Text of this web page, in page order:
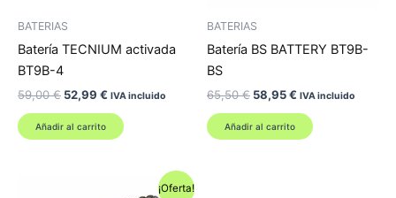
BATERIAS
Batería TECNIUM activada
BT9B-4
59,00€ El
original
era:
52,99 € El
actual
es:
IVA incluido
Añadir al carrito
BATERIAS
Batería BS BATTERY BT9B-
BS
65,50€ El
original
era:
58,95€ El
actual
es:
IVA incluido
Añadir al carrito
¡Oferta!